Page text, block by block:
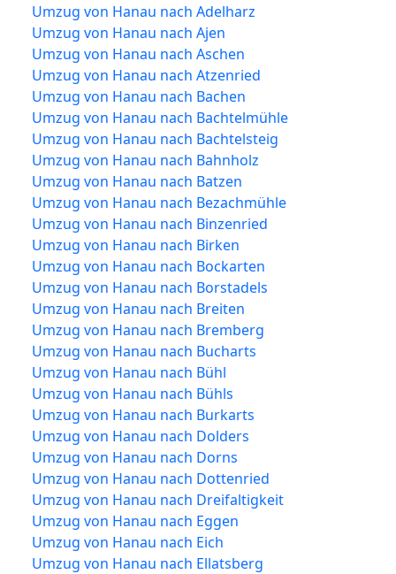
Umzug von Hanau nach Adelharz
Umzug von Hanau nach Ajen
Umzug von Hanau nach Aschen
Umzug von Hanau nach Atzenried
Umzug von Hanau nach Bachen
Umzug von Hanau nach Bachtelmühle
Umzug von Hanau nach Bachtelsteig
Umzug von Hanau nach Bahnholz
Umzug von Hanau nach Batzen
Umzug von Hanau nach Bezachmühle
Umzug von Hanau nach Binzenried
Umzug von Hanau nach Birken
Umzug von Hanau nach Bockarten
Umzug von Hanau nach Borstadels
Umzug von Hanau nach Breiten
Umzug von Hanau nach Bremberg
Umzug von Hanau nach Bucharts
Umzug von Hanau nach Bühl
Umzug von Hanau nach Bühls
Umzug von Hanau nach Burkarts
Umzug von Hanau nach Dolders
Umzug von Hanau nach Dorns
Umzug von Hanau nach Dottenried
Umzug von Hanau nach Dreifaltigkeit
Umzug von Hanau nach Eggen
Umzug von Hanau nach Eich
Umzug von Hanau nach Ellatsberg